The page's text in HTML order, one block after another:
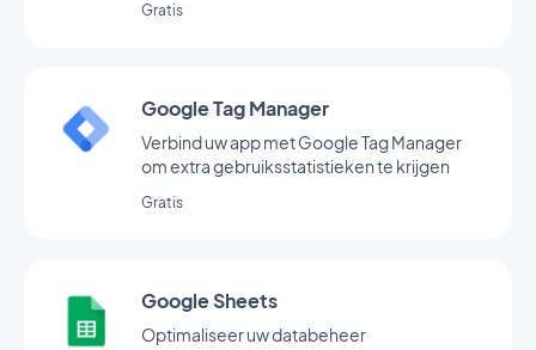
analyseren en uw marketingstrategie te
Gratis
Google Tag Manager
Verbind uw app met Google Tag Manager
om extra gebruiksstatistieken te krijgen
Gratis
Google Sheets
Optimaliseer uw databeheer